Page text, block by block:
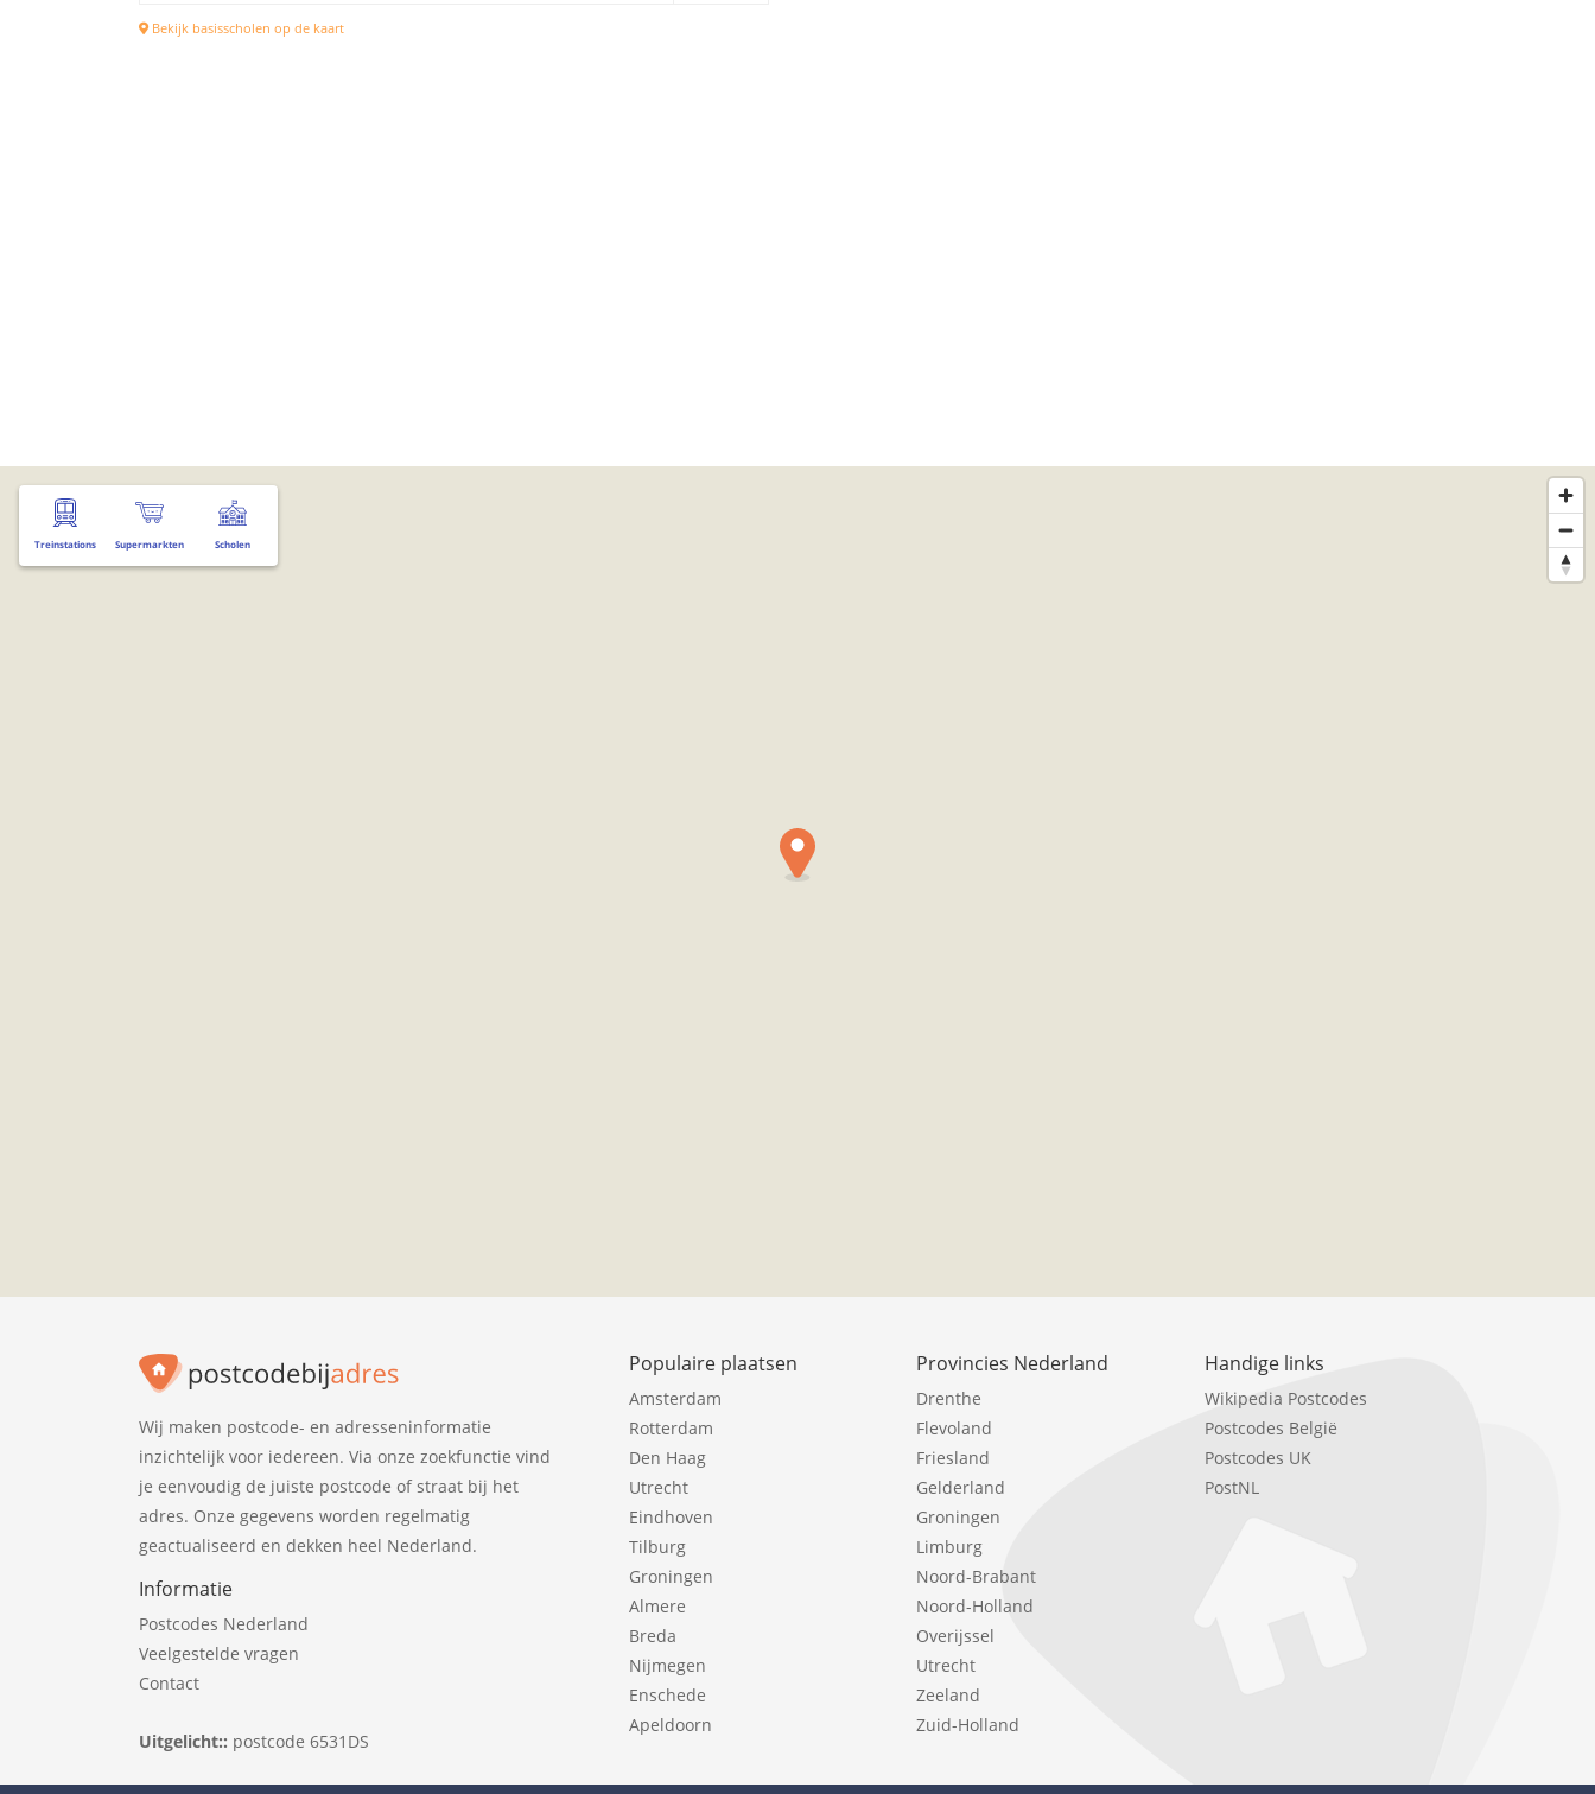
Bekijk basisscholen op de kaart
Treinstations Supermarkten Scholen
Wij maken postcode- en adresseninformatie
inzichtelijk voor iedereen. Via onze zoekfunctie vind
je eenvoudig de juiste postcode of straat bij het
adres. Onze gegevens worden regelmatig
geactualiseerd en dekken heel Nederland.
Informatie
Postcodes Nederland
Veelgestelde vragen
Contact
Uitgelicht:: postcode 6531DS
Populaire plaatsen
Amsterdam
Rotterdam
Den Haag
Utrecht
Eindhoven
Tilburg
Groningen
Almere
Breda
Nijmegen
Enschede
Apeldoorn
Provincies Nederland
Drenthe
Flevoland
Friesland
Gelderland
Groningen
Limburg
Noord-Brabant
Noord-Holland
Overijssel
Utrecht
Zeeland
Zuid-Holland
Handige links
Wikipedia Postcodes
Postcodes België
Postcodes UK
PostNL